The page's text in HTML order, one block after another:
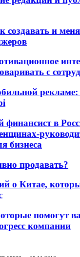
создавать и
с
рекламе:
финансист в
бизнеса
продавать?
о Китае,
помогут
компании